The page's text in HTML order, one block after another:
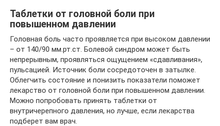
Таблетки от головной боли при
повышенном давлении
Головная боль часто проявляется при высоком давлении
– от 140/90 мм.рт.ст. Болевой синдром может быть
непрерывным, проявляться ощущением «сдавливания»,
пульсацией. Источник боли сосредоточен в затылке.
Облегчить состояние и понизить показатели поможет
лекарство от головной боли при повышенном давлении.
Можно попробовать принять таблетки от
внутричерепного давления, но лучше, если лекарства
подберет вам врач.